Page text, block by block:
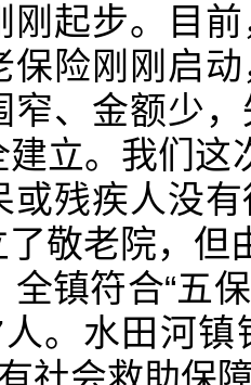
刚起步。目
保险刚刚启
窄、金额少
立。我们这
或残疾人没
敬老院，但
镇符合“五
。水田河